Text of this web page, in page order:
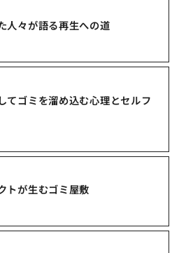
人々が語る再生への道
てゴミを溜め込む心理とセルフ
トが生むゴミ屋敷